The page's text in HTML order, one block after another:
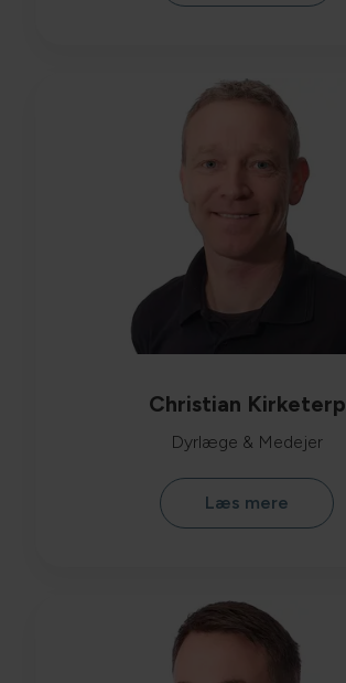
Christian Kirketerp
Dyrlæge & Medejer
Læs mere